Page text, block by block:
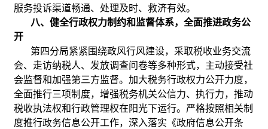
服务投诉渠道畅通、处理及时、救济有效。
八、健全行政权力制约和监督体系，全面推进政务公
开
第四分局紧紧围绕政风行风建设，采取税收业务交流
会、走访纳税人、发放调查问卷等多种形式，主动接受社
会监督和加强第三方监督。加大税务行政权力公开力度，
全面推行三项制度，增强税务机关公信力、执行力，推动
税收执法权和行政管理权在阳光下运行。严格按照相关制
度推行政务信息公开工作，深入落实《政府信息公开条